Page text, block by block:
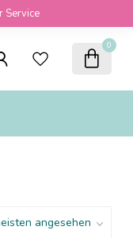
Service
0